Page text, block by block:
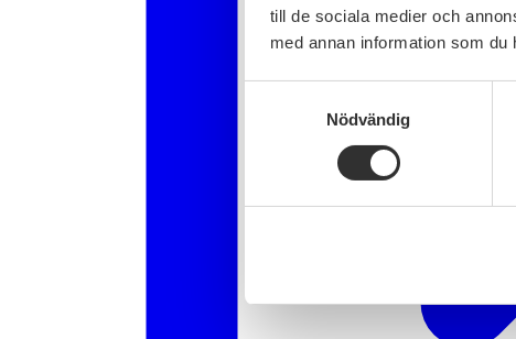
till de sociala medier och
med annan information som
Nödvändig